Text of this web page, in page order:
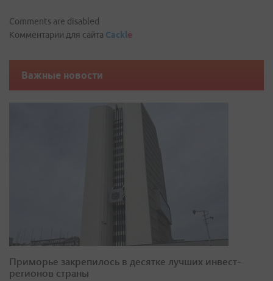
Comments are disabled
Комментарии для сайта Cackle
Важные новости
Приморье закрепилось в десятке лучших инвест-
регионов страны